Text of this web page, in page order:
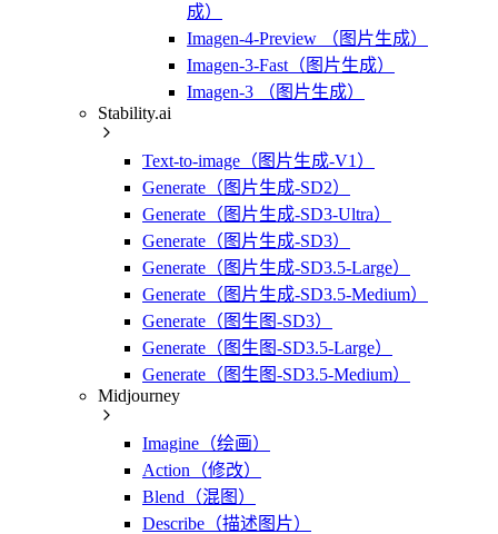
成）
Imagen-4-Preview （图片生成）
Imagen-3-Fast（图片生成）
Imagen-3 （图片生成）
Stability.ai
Text-to-image（图片生成-V1）
Generate（图片生成-SD2）
Generate（图片生成-SD3-Ultra）
Generate（图片生成-SD3）
Generate（图片生成-SD3.5-Large）
Generate（图片生成-SD3.5-Medium）
Generate（图生图-SD3）
Generate（图生图-SD3.5-Large）
Generate（图生图-SD3.5-Medium）
Midjourney
Imagine（绘画）
Action（修改）
Blend（混图）
Describe（描述图片）